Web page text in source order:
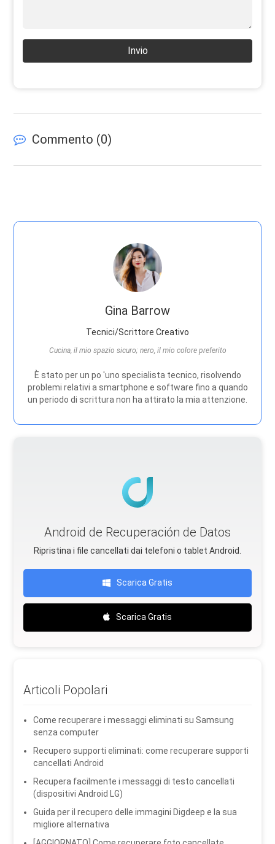
Invio
Commento (0)
Gina Barrow
Tecnici/Scrittore Creativo
Cucina, il mio spazio sicuro; nero, il mio colore preferito
È stato per un po 'uno specialista tecnico, risolvendo
problemi relativi a smartphone e software fino a quando
un periodo di scrittura non ha attirato la mia attenzione.
Android de Recuperación de Datos
Ripristina i file cancellati dai telefoni o tablet Android.
Scarica Gratis
Scarica Gratis
Articoli Popolari
Come recuperare i messaggi eliminati su Samsung
senza computer
Recupero supporti eliminati: come recuperare supporti
cancellati Android
Recupera facilmente i messaggi di testo cancellati
(dispositivi Android LG)
Guida per il recupero delle immagini Digdeep e la sua
migliore alternativa